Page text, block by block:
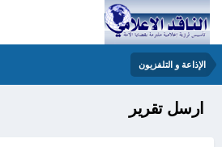
الإذاعة و التلفزيون
ارسل تقرير